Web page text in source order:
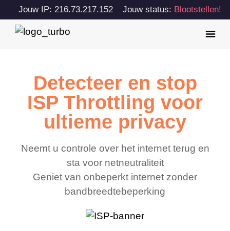
Jouw IP: 216.73.217.152 Jouw status: Blootstellen!
Detecteer en stop
ISP Throttling voor
ultieme privacy
Neemt u controle over het internet terug en
sta voor netneutraliteit
Geniet van onbeperkt internet zonder
bandbreedtebeperking